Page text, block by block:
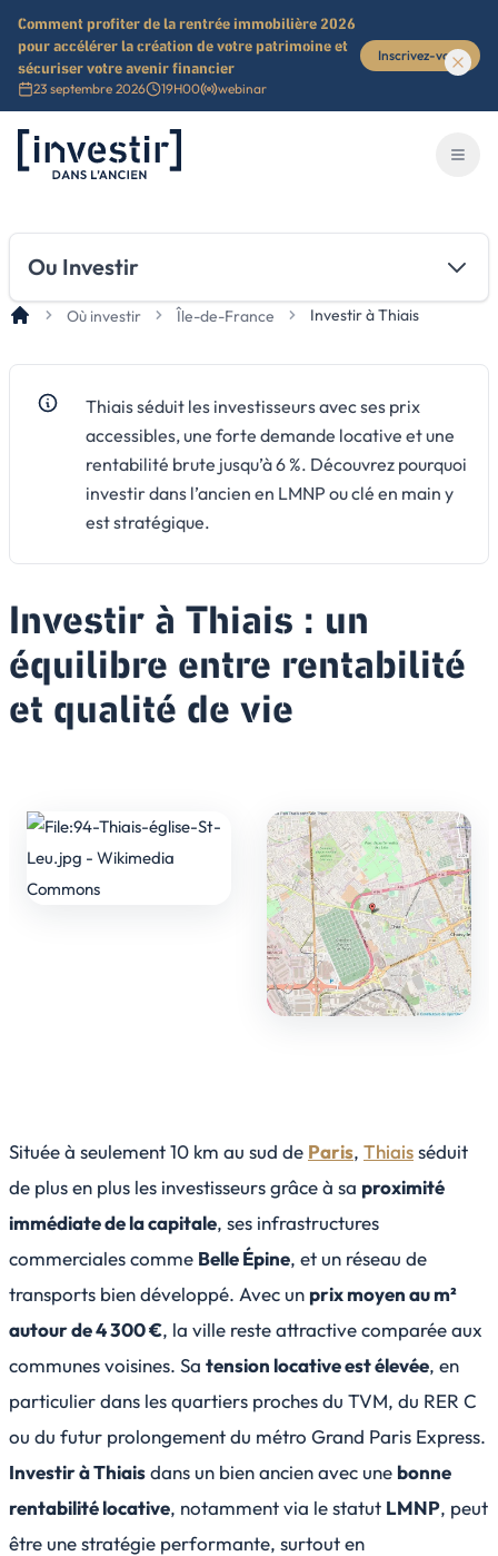
Comment profiter de la rentrée immobilière 2026
pour accélérer la création de votre patrimoine et
sécuriser votre avenir financier
23 septembre 2026 19H00 webinar
Inscrivez-vous
Investir dans l'ancien
Ou Investir
Où investir Île-de-France Investir à Thiais
Thiais séduit les investisseurs avec ses prix
accessibles, une forte demande locative et une
rentabilité brute jusqu’à 6 %. Découvrez pourquoi
investir dans l’ancien en LMNP ou clé en main y
est stratégique.
Investir à Thiais : un
équilibre entre rentabilité
et qualité de vie
Située à seulement 10 km au sud de Paris, Thiaisséduit
de plus en plus les investisseurs grâce à sa proximité
immédiate de la capitale, ses infrastructures
commerciales comme Belle Épine, et un réseau de
transports bien développé. Avec un prix moyen au m²
autour de 4 300 €, la ville reste attractive comparée aux
communes voisines. Sa tension locative est élevée, en
particulier dans les quartiers proches du TVM, du RER C
ou du futur prolongement du métro Grand Paris Express.
Investir à Thiaisdans un bien ancien avec une bonne
rentabilité locative, notamment via le statut LMNP, peut
être une stratégie performante, surtout en